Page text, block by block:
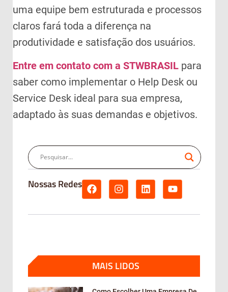
uma equipe bem estruturada e processos
claros fará toda a diferença na
produtividade e satisfação dos usuários.
Entre em contato com a STWBRASIL para
saber como implementar o Help Desk ou
Service Desk ideal para sua empresa,
adaptado às suas demandas e objetivos.
Nossas Redes
MAIS LIDOS